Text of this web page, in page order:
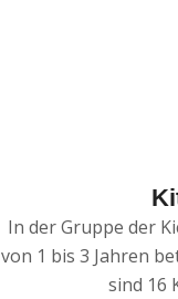
In der Gruppe der
von 1 bis 3 Jahren
sind 16